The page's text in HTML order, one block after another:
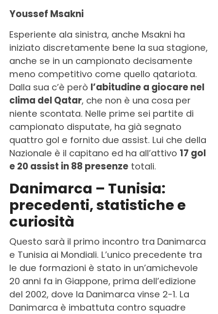
Youssef Msakni
Esperiente ala sinistra, anche Msakni ha
iniziato discretamente bene la sua stagione,
anche se in un campionato decisamente
meno competitivo come quello qatariota.
Dalla sua c’è però l’abitudine a giocare nel
clima del Qatar, che non è una cosa per
niente scontata. Nelle prime sei partite di
campionato disputate, ha già segnato
quattro gol e fornito due assist. Lui che della
Nazionale è il capitano ed ha all’attivo 17 gol
e 20 assist in 88 presenzetotali.
Danimarca – Tunisia:
precedenti, statistiche e
curiosità
Questo sarà il primo incontro tra Danimarca
e Tunisia ai Mondiali. L’unico precedente tra
le due formazioni è stato in un’amichevole
20 anni fa in Giappone, prima dell’edizione
del 2002, dove la Danimarca vinse 2-1. La
Danimarca è imbattuta contro squadre